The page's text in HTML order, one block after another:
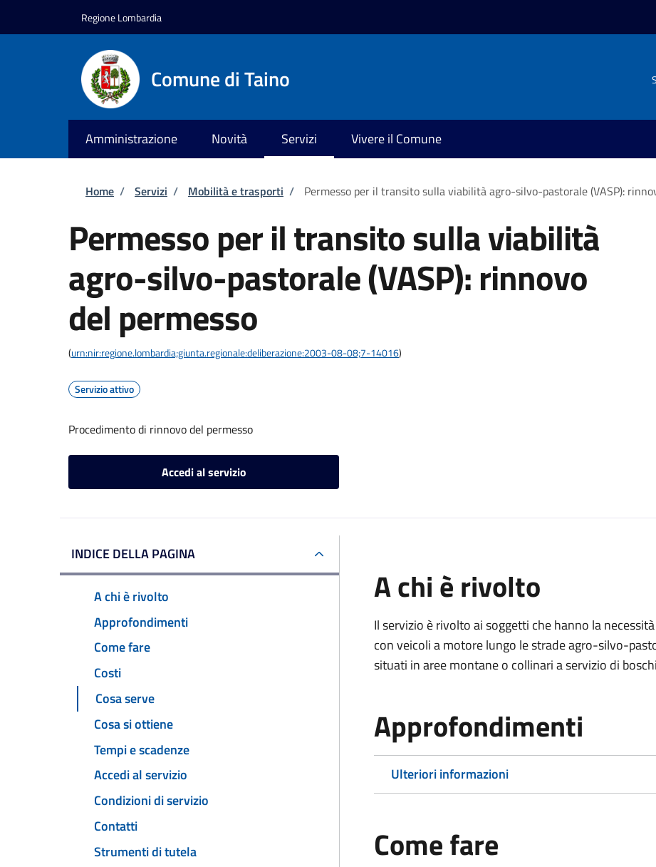
Regione Lombardia
Comune di Taino
Amministrazione Novità Servizi Vivere il Comune
Briciole di pane
Home / Servizi / Mobilità e trasporti / Permesso per il transito sulla viabilità agro-silvo-pastorale (VASP):
Permesso per il transito sulla viabilità
agro-silvo-pastorale (VASP): rinnovo
del permesso
(urn:nir:regione.lombardia;giunta.regionale:deliberazione:2003-08-08;7-14016)
Servizio attivo
Procedimento di rinnovo del permesso
Accedi al servizio
INDICE DELLA PAGINA
A chi è rivolto
Approfondimenti
Come fare
Costi
Cosa serve
Cosa si ottiene
Tempi e scadenze
Accedi al servizio
Condizioni di servizio
Contatti
Strumenti di tutela
A chi è rivolto
Il servizio è rivolto ai soggetti che hanno la
con veicoli a motore lungo le strade agro-silvo-
situati in aree montane o collinari a servizio di
Approfondimenti
Ulteriori informazioni
Come fare